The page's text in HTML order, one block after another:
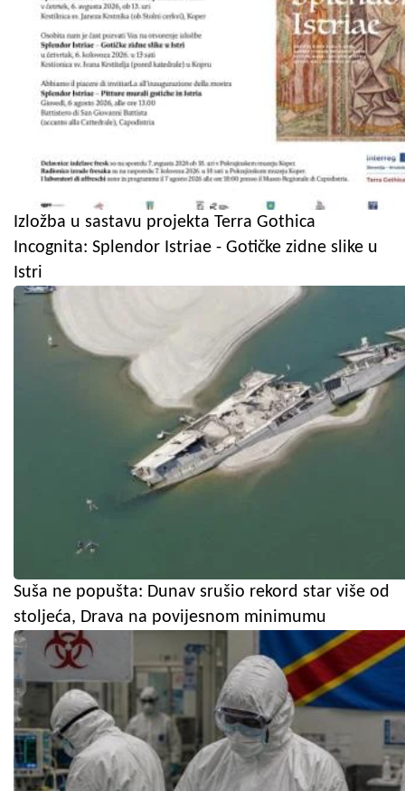
Izložba u sastavu projekta Terra Gothica
Incognita: Splendor Istriae - Gotičke zidne slike u
Istri
Suša ne popušta: Dunav srušio rekord star više od
stoljeća, Drava na povijesnom minimumu